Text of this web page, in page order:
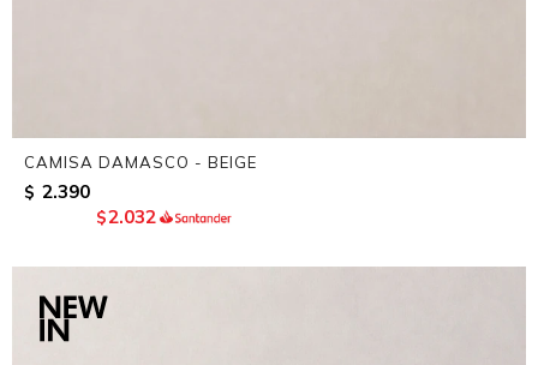
CAMISA DAMASCO - BEIGE
$ 2.390
$2.032